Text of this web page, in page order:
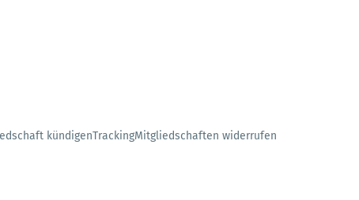
kündigenTrackingMitgliedschaften widerrufen